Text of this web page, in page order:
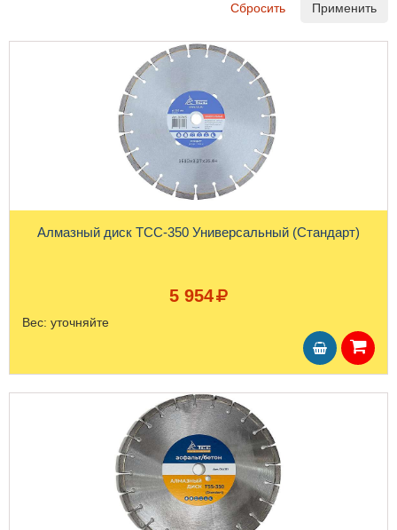
Сбросить Применить
Алмазный диск ТСС-350 Универсальный (Стандарт)
5 954
Вес: уточняйте